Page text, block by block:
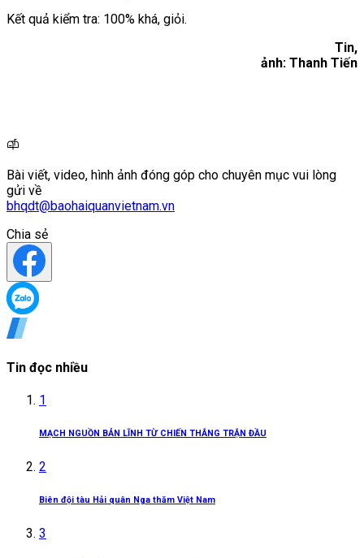
Kết quả kiểm tra: 100% khá, giỏi.
Tin,
ảnh: Thanh Tiến
Bài viết, video, hình ảnh đóng góp cho chuyên mục vui lòng
gửi về
bhqdt@baohaiquanvietnam.vn
Chia sẻ
Tin đọc nhiều
1
MẠCH NGUỒN BẢN LĨNH TỪ CHIẾN THẮNG TRẬN ĐẦU
2
Biên đội tàu Hải quân Nga thăm Việt Nam
3